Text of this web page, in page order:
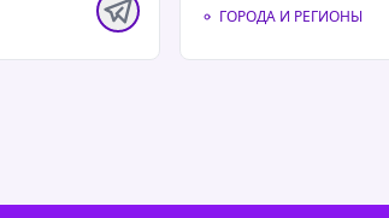
ГОРОДА И РЕГИОНЫ